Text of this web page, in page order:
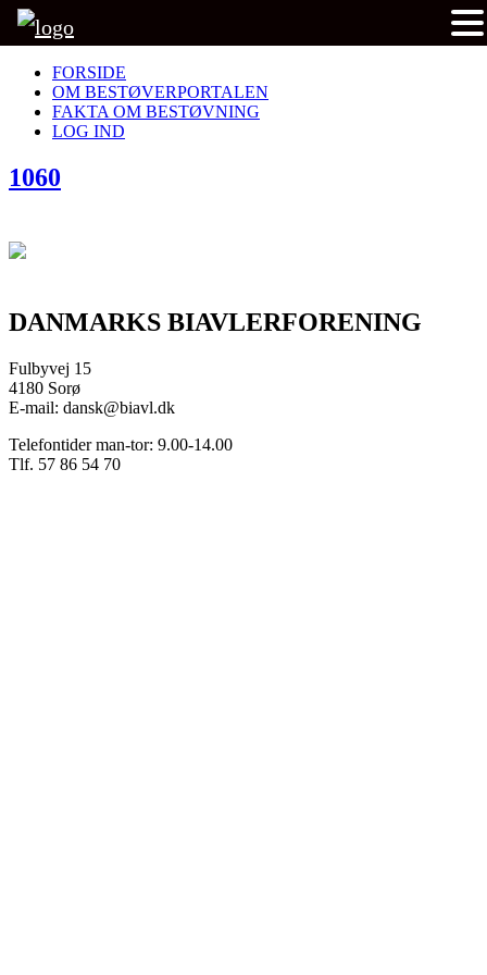
FORSIDE
OM BESTØVERPORTALEN
FAKTA OM BESTØVNING
LOG IND
1060
DANMARKS BIAVLERFORENING
Fulbyvej 15
4180 Sorø
E-mail: dansk@biavl.dk
Telefontider man-tor: 9.00-14.00
Tlf. 57 86 54 70